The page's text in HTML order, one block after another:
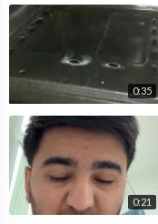
0:35
0:21